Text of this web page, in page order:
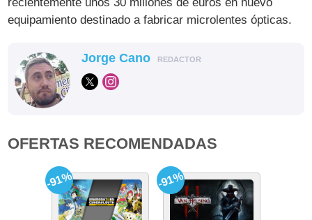
equipamiento destinado a fabricar microlentes ópticas.
Jorge Cano REDACTOR
OFERTAS RECOMENDADAS
-91% -91%